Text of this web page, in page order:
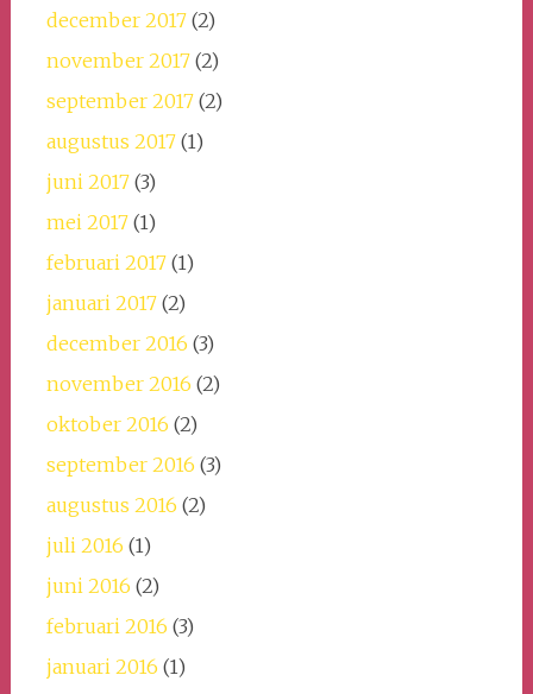
december 2017(2)
november 2017(2)
september 2017(2)
augustus 2017(1)
juni 2017(3)
mei 2017(1)
februari 2017(1)
januari 2017(2)
december 2016 (3)
november 2016 (2)
oktober 2016 (2)
september 2016 (3)
augustus 2016 (2)
juli 2016 (1)
juni 2016 (2)
februari 2016 (3)
januari 2016 (1)